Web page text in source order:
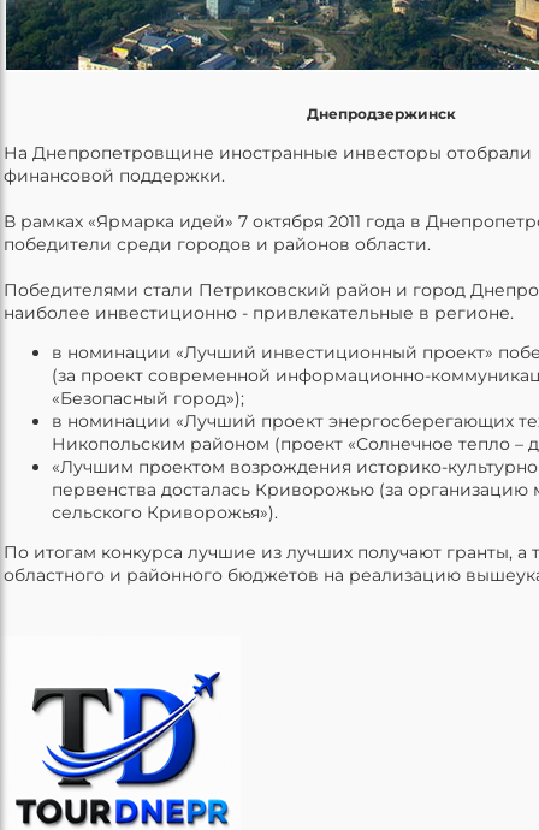
Днепродзержинск
На Днепропетровщине иностранные инвесторы
финансовой поддержки.
В рамках «Ярмарка идей» 7 октября 2011 года в
победители среди городов и районов области.
Победителями стали Петриковский район и город
наиболее инвестиционно - привлекательные в регионе.
в номинации «Лучший инвестиционный проект»
(за проект современной информационно-
«Безопасный город»);
в номинации «Лучший проект энергосберегающих
Никопольским районом (проект «Солнечное тепло –
«Лучшим проектом возрождения историко-
первенства досталась Криворожью (за организацию
сельского Криворожья»).
По итогам конкурса лучшие из лучших получают гранты, а
областного и районного бюджетов на реализацию